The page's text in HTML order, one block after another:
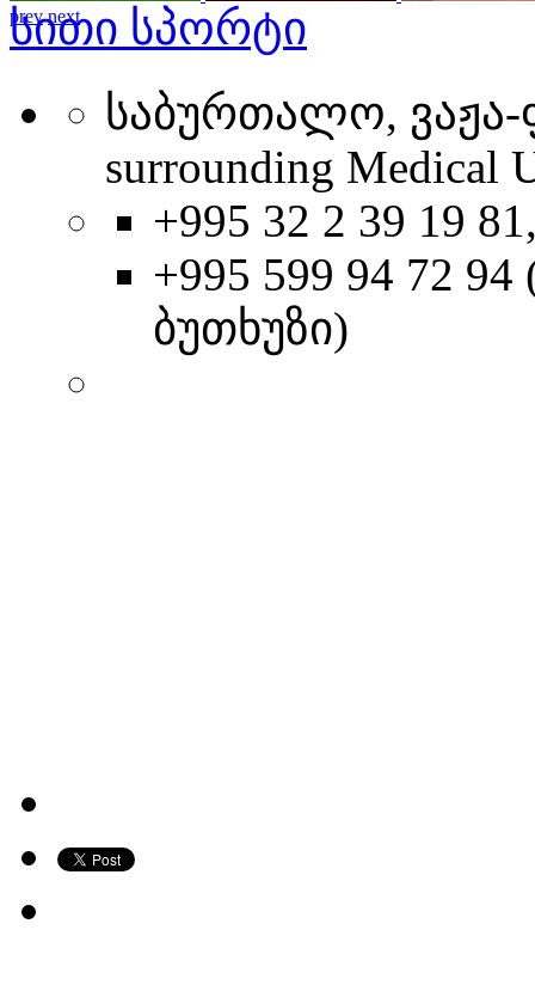
prev next
სითი სპორტი
საბურთალო, ვაჟა-
surrounding Medical
+995 32 2 39 19
+995 599 94 72
ბუთხუზი)